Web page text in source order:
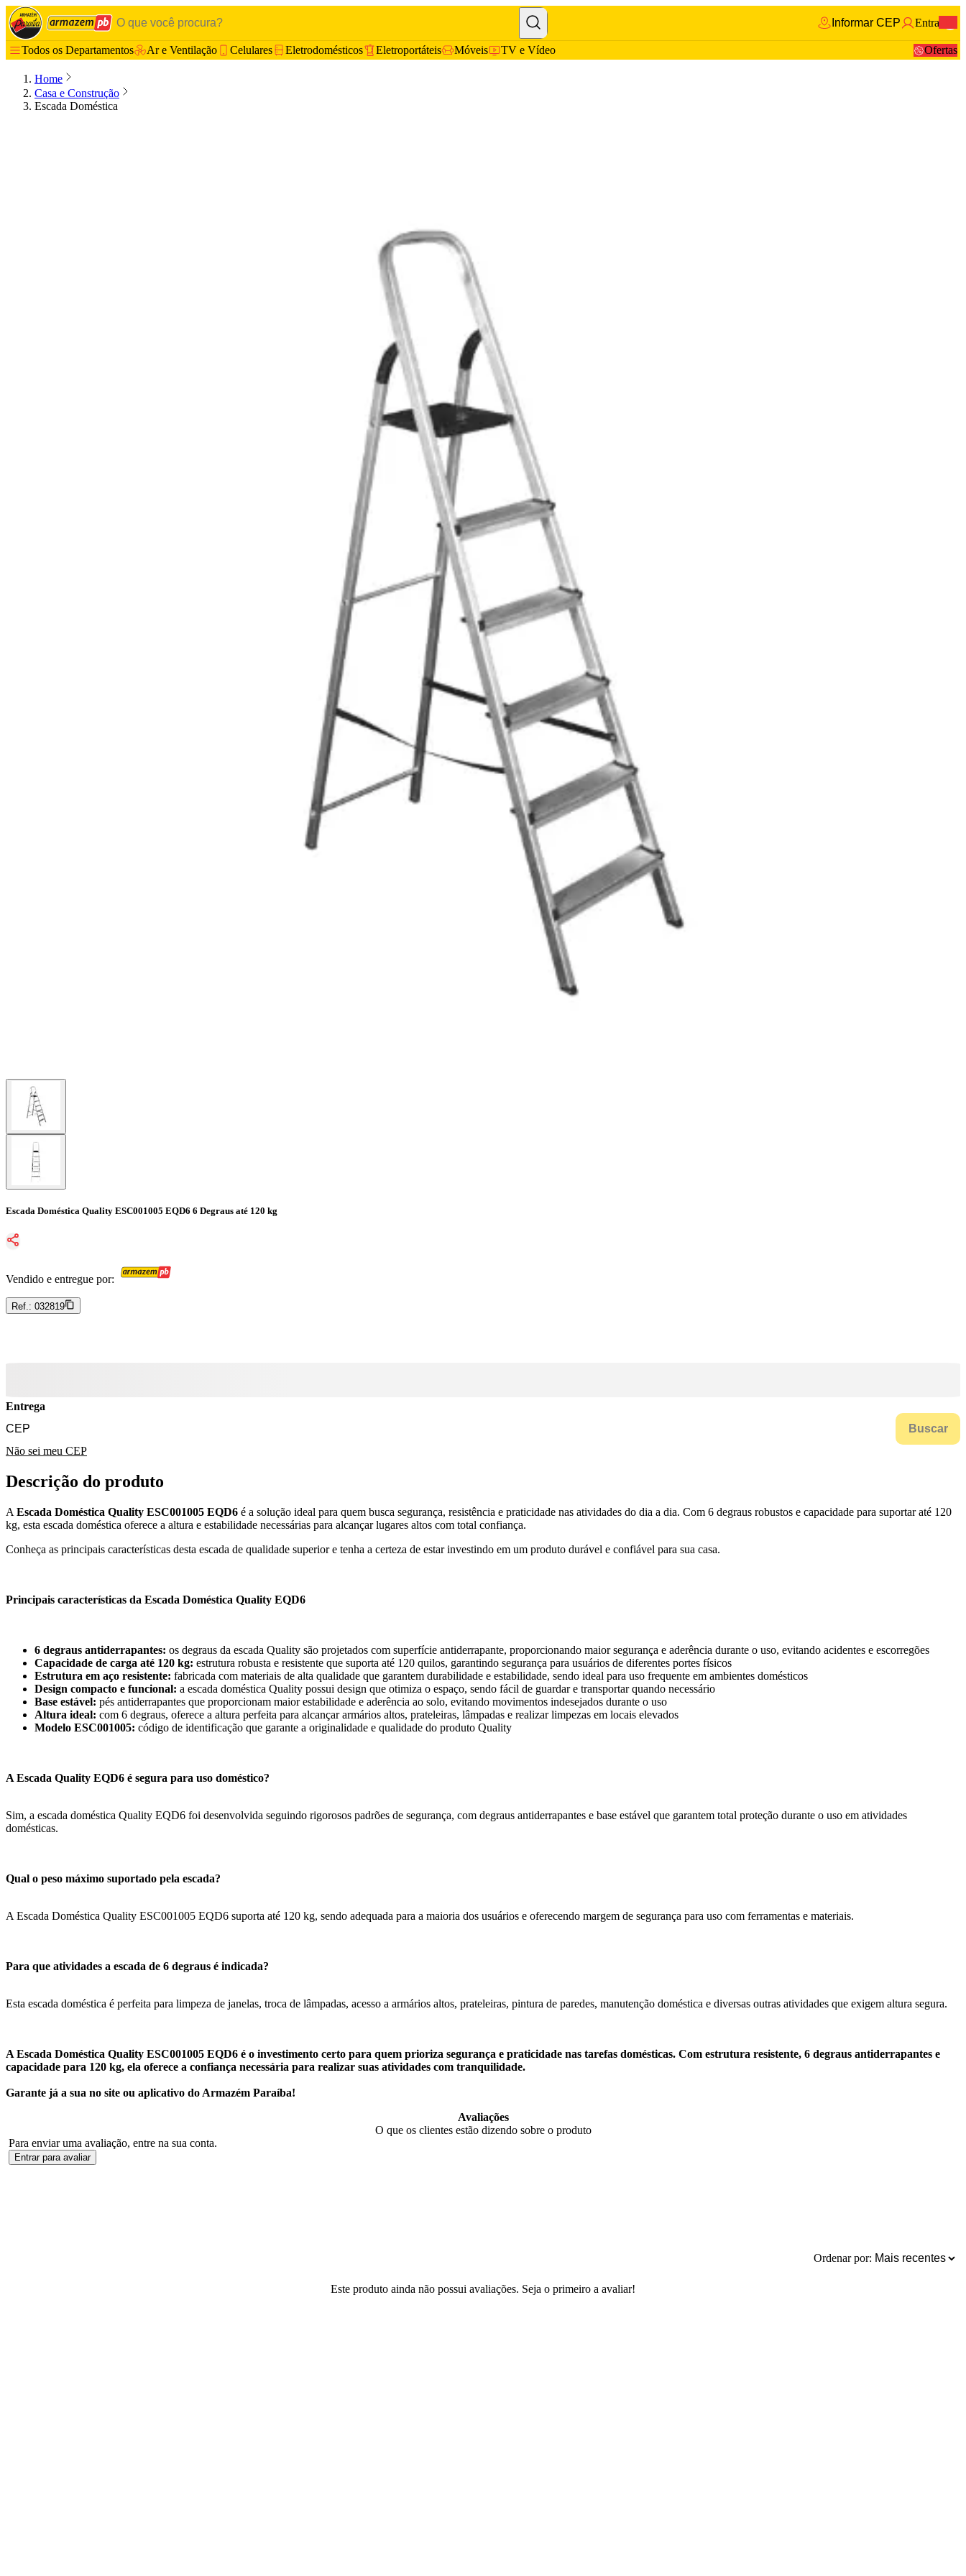
Informar CEP Entrar
Todos os Departamentos Ar e Ventilação Celulares Eletrodomésticos Eletroportáteis Móveis TV e Vídeo Ofertas
Home
Casa e Construção
Escada Doméstica
Escada Doméstica Quality ESC001005 EQD6 6 Degraus até 120 kg
Vendido e entregue por:
Ref.: 032819
Entrega
Buscar
Não sei meu CEP
Descrição do produto
A Escada Doméstica Quality ESC001005 EQD6 é a solução ideal para quem busca segurança, resistência e praticidade nas atividades do dia a dia. Com 6 degraus robustos e capacidade para suportar até 120
kg, esta escada doméstica oferece a altura e estabilidade necessárias para alcançar lugares altos com total confiança.
Conheça as principais características desta escada de qualidade superior e tenha a certeza de estar investindo em um produto durável e confiável para sua casa.
Principais características da Escada Doméstica Quality EQD6
6 degraus antiderrapantes: os degraus da escada Quality são projetados com superfície antiderrapante, proporcionando maior segurança e aderência durante o uso, evitando acidentes e escorregões
Capacidade de carga até 120 kg: estrutura robusta e resistente que suporta até 120 quilos, garantindo segurança para usuários de diferentes portes físicos
Estrutura em aço resistente: fabricada com materiais de alta qualidade que garantem durabilidade e estabilidade, sendo ideal para uso frequente em ambientes domésticos
Design compacto e funcional: a escada doméstica Quality possui design que otimiza o espaço, sendo fácil de guardar e transportar quando necessário
Base estável: pés antiderrapantes que proporcionam maior estabilidade e aderência ao solo, evitando movimentos indesejados durante o uso
Altura ideal: com 6 degraus, oferece a altura perfeita para alcançar armários altos, prateleiras, lâmpadas e realizar limpezas em locais elevados
Modelo ESC001005: código de identificação que garante a originalidade e qualidade do produto Quality
A Escada Quality EQD6 é segura para uso doméstico?
Sim, a escada doméstica Quality EQD6 foi desenvolvida seguindo rigorosos padrões de segurança, com degraus antiderrapantes e base estável que garantem total proteção durante o uso em atividades
domésticas.
Qual o peso máximo suportado pela escada?
A Escada Doméstica Quality ESC001005 EQD6 suporta até 120 kg, sendo adequada para a maioria dos usuários e oferecendo margem de segurança para uso com ferramentas e materiais.
Para que atividades a escada de 6 degraus é indicada?
Esta escada doméstica é perfeita para limpeza de janelas, troca de lâmpadas, acesso a armários altos, prateleiras, pintura de paredes, manutenção doméstica e diversas outras atividades que exigem altura segura.
A Escada Doméstica Quality ESC001005 EQD6 é o investimento certo para quem prioriza segurança e praticidade nas tarefas domésticas. Com estrutura resistente, 6 degraus antiderrapantes e
capacidade para 120 kg, ela oferece a confiança necessária para realizar suas atividades com tranquilidade.
Garante já a sua no site ou aplicativo do Armazém Paraíba!
Avaliações
O que os clientes estão dizendo sobre o produto
Para enviar uma avaliação, entre na sua conta.
Entrar para avaliar
Ordenar por:
Este produto ainda não possui avaliações. Seja o primeiro a avaliar!